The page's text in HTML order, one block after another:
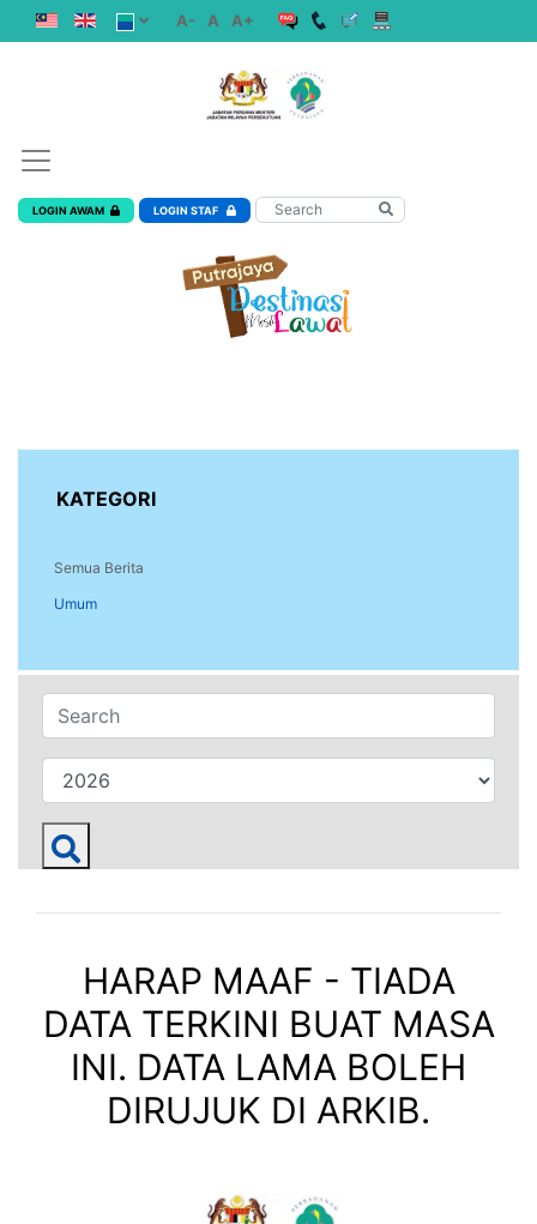
A- A A+
LOGIN AWAM LOGIN STAF
KATEGORI
Semua Berita
Umum
HARAP MAAF - TIADA
DATA TERKINI BUAT MASA
INI. DATA LAMA BOLEH
DIRUJUK DI ARKIB.